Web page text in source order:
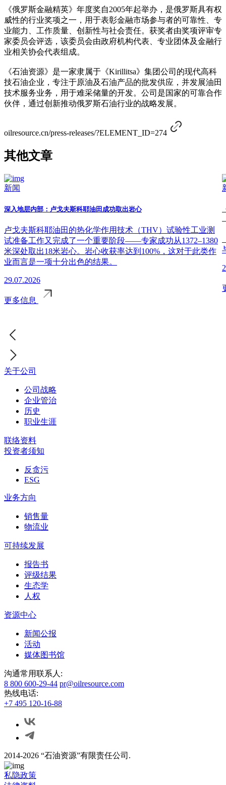
《俄罗斯金融精英》年度奖自2005年起举办，是俄罗斯具有权
威性的行业奖项之一，用于表彰金融市场参与者的可靠性、专
业能力、工作质量、创新性与社会责任。获奖者由奖项评审专
家委员会评选，该委员会由政府机构代表、专业团体及金融行
业相关协会代表组成。
《石油资源》是一家隶属于《Kirillitsa》集团公司的现代高科
技石油企业，专注于原油及石油产品的批发供应，并发展油田
技术服务业务，用于难采储量的开发。公司是国家的可靠合作
伙伴，通过创新推动俄罗斯石油行业的战略发展。
oilresource.cn/press-releases/?ELEMENT_ID=274
其他文章
新闻
深入地层内部：卢戈夫斯科耶油田成功取出岩心
卢戈夫斯科耶油田的热化学作用技术（THV）试验性工业测
试准备工作又完成了一个重要阶段——专家成功从1372–1380
米深处取出18米岩心。岩心收获率达到100%，这对于此类作
业而言是一项十分出色的结果。
29.07.2026
更多信息
关于公司
公司战略
企业管治
历史
职业生涯
联络资料
投资者须知
反贪污
ESG
业务方向
销售量
物流业
可持续发展
报告书
评级结果
生态学
人权
资源中心
新闻公报
活动
媒体图书馆
沟通常用联系人:
8 800 600-29-44 pr@oilresource.com
热线电话:
+7 495 120-16-88
2014-2026 “石油资源”有限责任公司.
私隐政策